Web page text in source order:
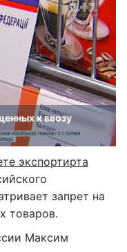
к ввозу
экспортирта
запрет на
товаров.
Максим